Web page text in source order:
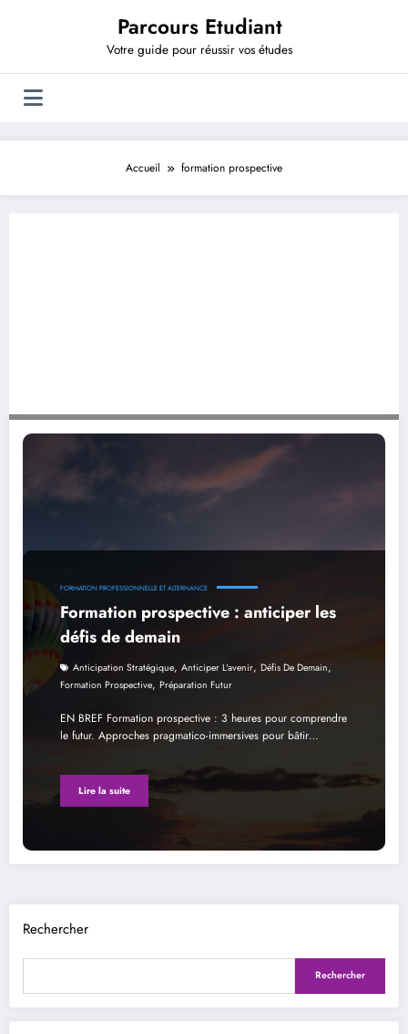
Parcours Etudiant
Votre guide pour réussir vos études
Accueil formation prospective
Formation prospective : anticiper les défis de demain
FORMATION PROFESSIONNELLE ET ALTERNANCE
Formation prospective : anticiper les
défis de demain
Anticipation Stratégique, Anticiper L'avenir, Défis De Demain,
Formation Prospective, Préparation Futur
EN BREF Formation prospective : 3 heures pour comprendre
le futur. Approches pragmatico-immersives pour bâtir…
Lire la suite
Rechercher
Rechercher